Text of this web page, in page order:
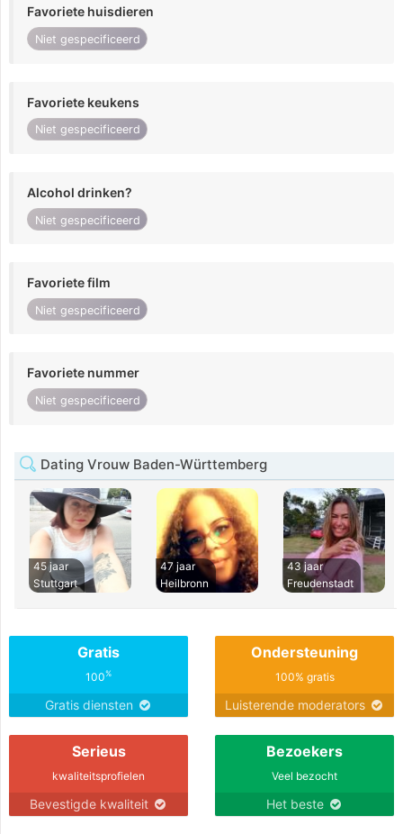
Favoriete huisdieren
Niet gespecificeerd
Favoriete keukens
Niet gespecificeerd
Alcohol drinken?
Niet gespecificeerd
Favoriete film
Niet gespecificeerd
Favoriete nummer
Niet gespecificeerd
Dating Vrouw Baden-Württemberg
45 jaar
Stuttgart
47 jaar
Heilbronn
43 jaar
Freudenstadt
Gratis
100%
Gratis diensten
Ondersteuning
100% gratis
Luisterende moderators
Serieus
kwaliteitsprofielen
Bevestigde kwaliteit
Bezoekers
Veel bezocht
Het beste